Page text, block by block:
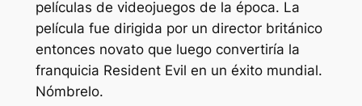
películas de videojuegos de la época. La
película fue dirigida por un director británico
entonces novato que luego convertiría la
franquicia Resident Evil en un éxito mundial.
Nómbrelo.